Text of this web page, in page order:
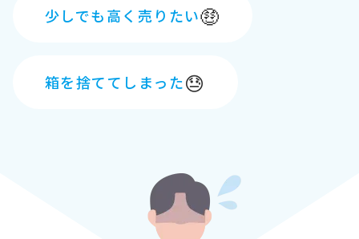
少しでも高く売りたい🤑
箱を捨ててしまった😓